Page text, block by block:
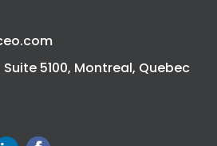
5100, Montreal, Quebec